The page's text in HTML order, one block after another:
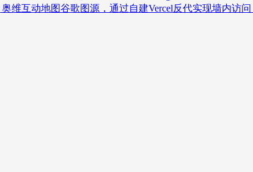
奥维互动地图谷歌图源，通过自建Vercel反代实现墙内访问